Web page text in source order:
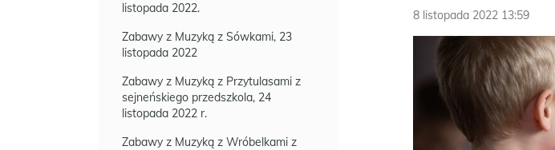
listopada 2022.
Zabawy z Muzyką z Sówkami, 23
listopada 2022
Zabawy z Muzyką z Przytulasami z
sejneńskiego przedszkola, 24
listopada 2022 r.
Zabawy z Muzyką z Wróbelkami z
8 listopada 2022 13:59